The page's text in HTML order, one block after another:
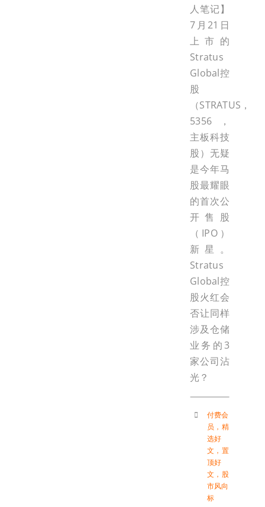
人笔记】
7月21日
上市的
Stratus
Global控
股
（STRATUS，
5356，
主板科技
股）无疑
是今年马
股最耀眼
的首次公
开售股
（IPO）
新星。
Stratus
Global控
股火红会
否让同样
涉及仓储
业务的3
家公司沾
光？
付费会
员 ， 精
选好
文 ， 置
顶好
文 ， 股
市风向
标